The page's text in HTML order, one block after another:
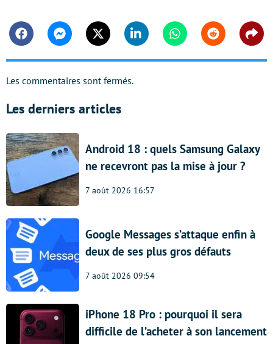
FacebookMessengerTwitter Linkedin WhatsappReddit
Les commentaires sont fermés.
Les derniers articles
Android 18 : quels Samsung Galaxy
ne recevront pas la mise à jour ?
7 août 2026 16:57
Google Messages s’attaque enfin à
deux de ses plus gros défauts
7 août 2026 09:54
iPhone 18 Pro : pourquoi il sera
difficile de l’acheter à son lancement